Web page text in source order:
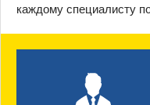
каждому специалисту